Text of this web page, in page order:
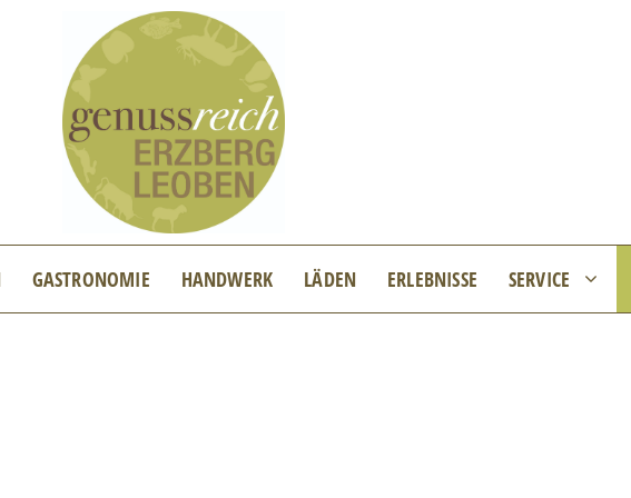
GASTRONOMIE HANDWERK LÄDEN ERLEBNISSE SERVICE